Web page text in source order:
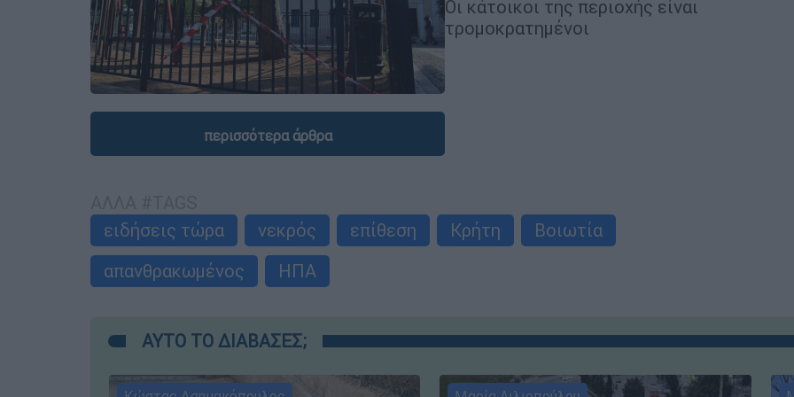
Οι κάτοικοι της περιοχής είναι
τρομοκρατημένοι
περισσότερα άρθρα
ειδήσεις τώρα
νεκρός επίθεση Κρήτη
Βοιωτία
απανθρακωμένος
ΗΠΑ
ΑΥΤΟ ΤΟ ΔΙΑΒΑΣΕΣ;